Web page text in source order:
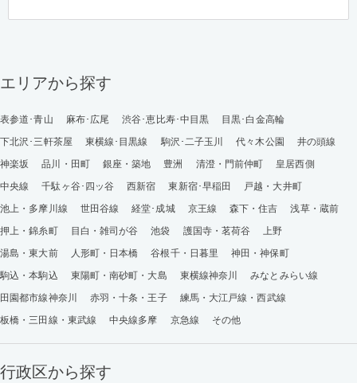
エリアから探す
表参道･青山 麻布･広尾 渋谷･恵比寿･中目黒
目黒･白金高輪
下北沢･三軒茶屋
東横線･目黒線 駒沢･二子玉川 代々木公園
井の頭線
神楽坂
品川・田町 銀座・築地 豊洲 清澄・門前仲町
皇居西側
中央線
千駄ヶ谷･四ッ谷 西新宿 東新宿･早稲田
戸越・大井町
池上・多摩川線
世田谷線 経堂･成城 京王線 森下・住吉
浅草・蔵前
押上・錦糸町
目白・雑司が谷 池袋 護国寺・茗荷谷
上野
湯島・東大前
人形町・日本橋 谷根千・日暮里
神田・神保町
駒込・本駒込
東陽町・南砂町・大島 東横線神奈川
みなとみらい線
田園都市線神奈川
赤羽・十条・王子
練馬・大江戸線・西武線
板橋・三田線・東武線
中央線多摩 京急線 その他
行政区から探す